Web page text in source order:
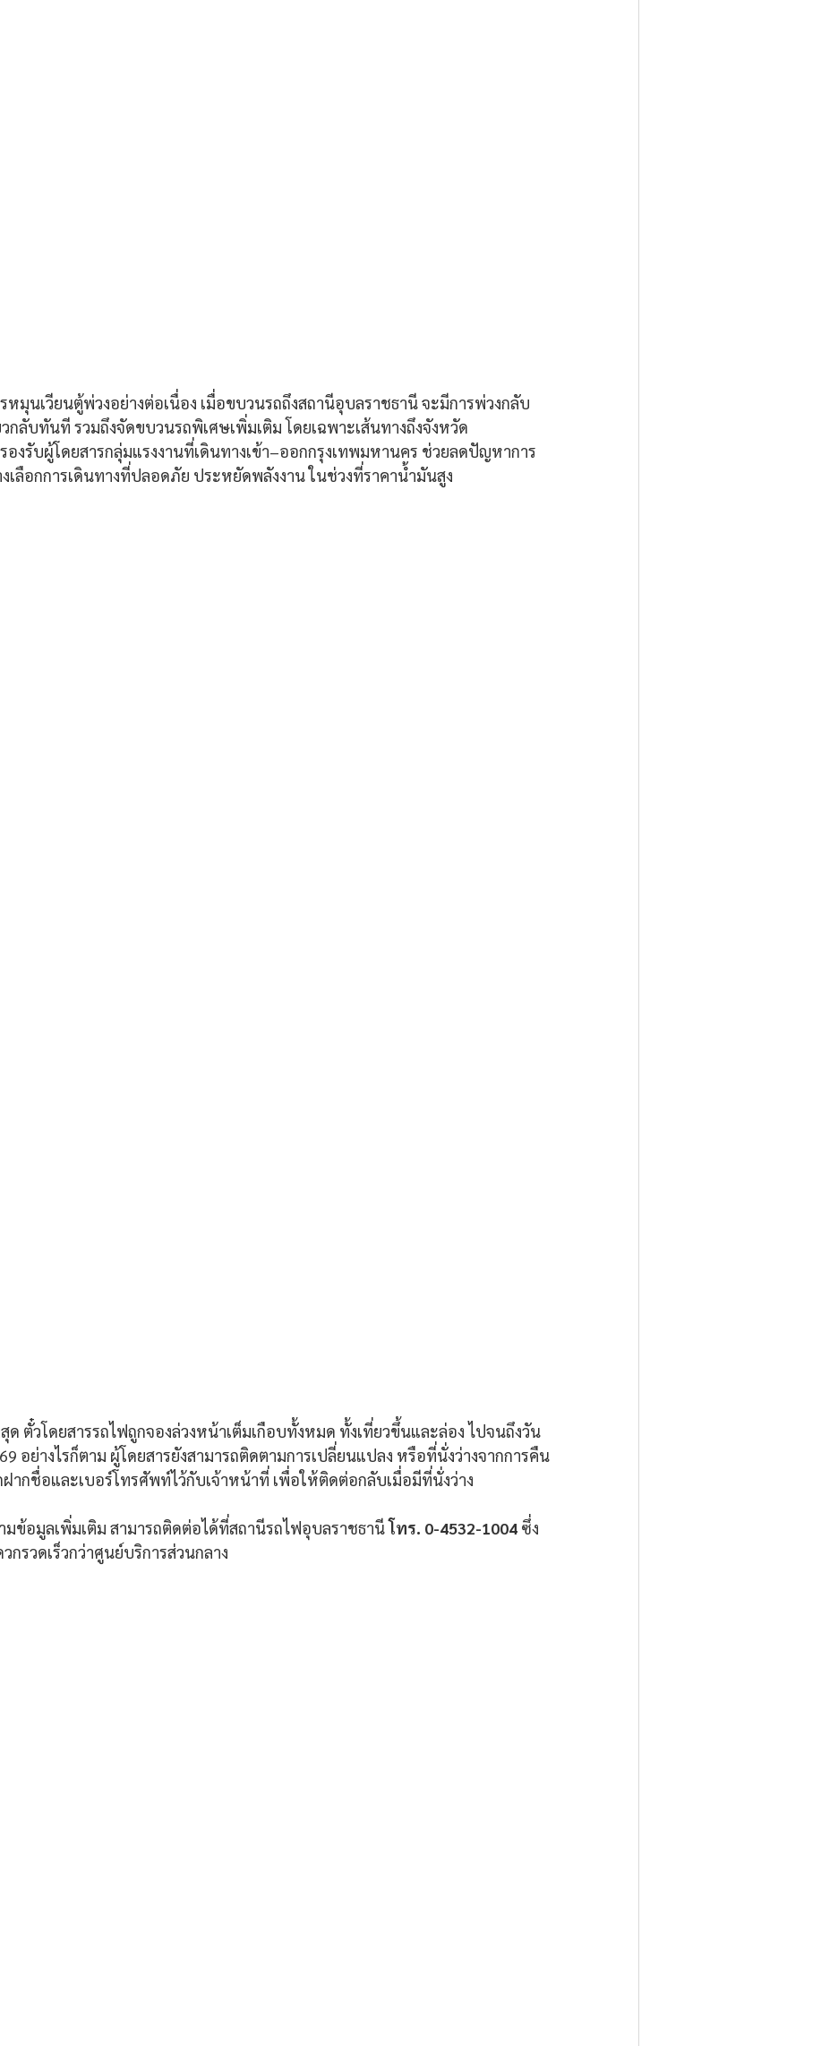
หมุนเวียนตู้พ่วงอย่างต่อเนื่อง เมื่อขบวนรถถึงสถานีอุบลราชธานี จะมีการพ่วงกลับ
กลับทันที รวมถึงจัดขบวนรถพิเศษเพิ่มเติม โดยเฉพาะเส้นทางถึงจังหวัด
องรับผู้โดยสารกลุ่มแรงงานที่เดินทางเข้า–ออกกรุงเทพมหานคร ช่วยลดปัญหาการ
เลือกการเดินทางที่ปลอดภัย ประหยัดพลังงาน ในช่วงที่ราคาน้ำมันสูง
ด ตั๋วโดยสารรถไฟถูกจองล่วงหน้าเต็มเกือบทั้งหมด ทั้งเที่ยวขึ้นและล่อง ไปจนถึงวัน
อย่างไรก็ตาม ผู้โดยสารยังสามารถติดตามการเปลี่ยนแปลง หรือที่นั่งว่างจากการคืน
ฝากชื่อและเบอร์โทรศัพท์ไว้กับเจ้าหน้าที่ เพื่อให้ติดต่อกลับเมื่อมีที่นั่งว่าง
มข้อมูลเพิ่มเติม สามารถติดต่อได้ที่สถานีรถไฟอุบลราชธานี โทร. 0-4532-1004 ซึ่ง
กรวดเร็วกว่าศูนย์บริการส่วนกลาง